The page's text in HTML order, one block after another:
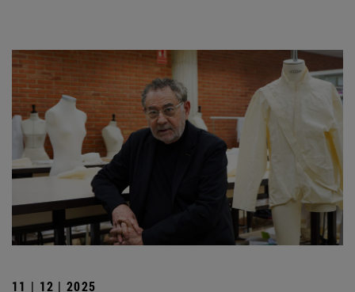
11 | 12 | 2025